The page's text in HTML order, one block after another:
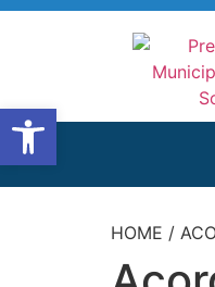
Abrir a barra de ferramentas
HOME /